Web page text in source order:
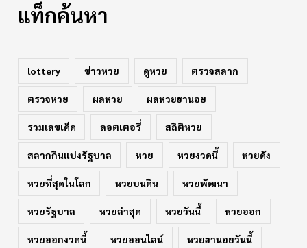
แท็กค้นหา
lottery ข่าวหวย ดูหวย ตรวจสลาก
ตรวจหวย ผลหวย ผลหวยฮานอย
รวมเลขเด็ด ลอตเตอรี่ สถิติหวย
สลากกินแบ่งรัฐบาล หวย หวยงวดนี้ หวยดัง
หวยที่สุดในโลก หวยบนดิน หวยพัฒนา
หวยรัฐบาล หวยล่าสุด หวยวันนี้ หวยออก
หวยออกงวดนี้ หวยออนไลน์ หวยฮานอยวันนี้